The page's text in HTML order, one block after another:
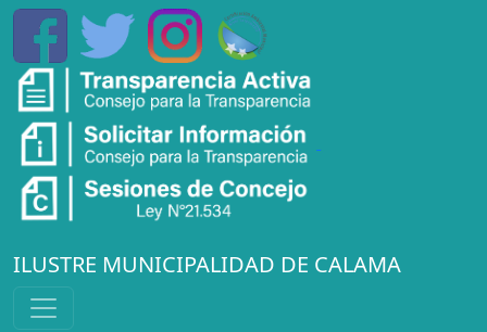
ILUSTRE MUNICIPALIDAD DE CALAMA